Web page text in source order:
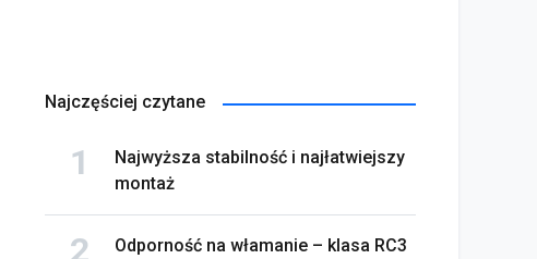
Najczęściej czytane
Najwyższa stabilność i najłatwiejszy
montaż
Odporność na włamanie – klasa RC3